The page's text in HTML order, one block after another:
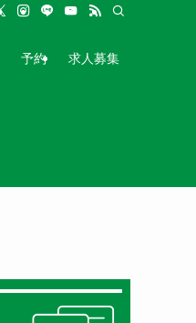
予約 求人募集